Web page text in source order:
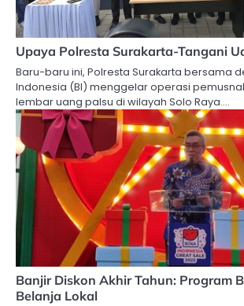
Upaya Polresta Surakarta-Tangani
Baru-baru ini, Polresta Surakarta bersama
Indonesia (BI) menggelar operasi
lembar uang palsu di wilayah Solo Raya.…
Banjir Diskon Akhir Tahun: Program
Belanja Lokal